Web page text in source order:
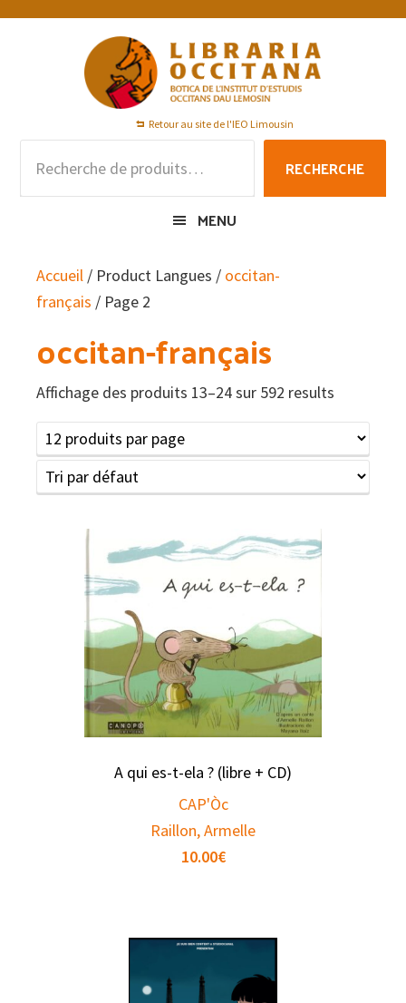
Passer
Passer
Passer
Retour au site de l'IEO Limousin
pour :
RECHERCHE
MENU
Accueil / Product Langues / occitan-
français / Page 2
occitan-français
Affichage des produits 13–24 sur 592 results
A qui es-t-ela ? (libre + CD)
CAP'Òc
Raillon, Armelle
10.00€